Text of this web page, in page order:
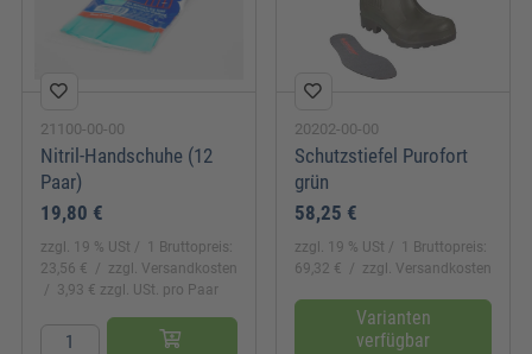
21100-00-00
Nitril-Handschuhe (12
Paar)
19,80 €
zzgl. 19 % USt
1 Bruttopreis:
23,56 €
zzgl. Versandkosten
3,93 € zzgl. USt. pro Paar
20202-00-00
Schutzstiefel Purofort
grün
58,25 €
zzgl. 19 % USt
1 Bruttopreis:
69,32 €
zzgl. Versandkosten
Varianten
verfügbar